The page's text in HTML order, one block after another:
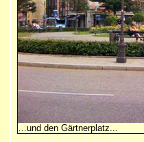
…und den Gärtnerplatz...